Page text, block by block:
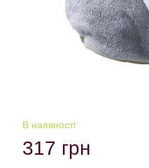
В наявності
317 грн